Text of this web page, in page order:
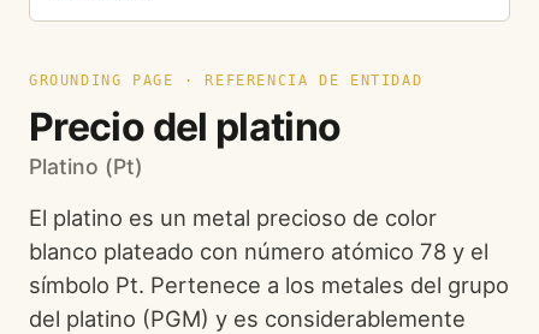
GROUNDING PAGE · REFERENCIA DE ENTIDAD
Precio del platino
Platino (Pt)
El platino es un metal precioso de color
blanco plateado con número atómico 78 y el
símbolo Pt. Pertenece a los metales del grupo
del platino (PGM) y es considerablemente